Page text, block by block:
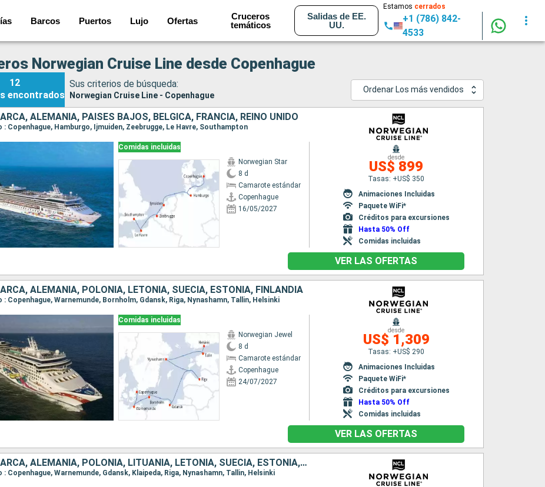
Barcos Puertos Lujo Ofertas
Cruceros
temáticos
Salidas de EE.
UU.
Estamos cerrados
+1 (786) 842-
4533
Norwegian Cruise Line desde Copenhague
12
encontrados
Sus criterios de búsqueda:
Norwegian Cruise Line - Copenhague
Ordenar Los más vendidos
ALEMANIA, PAISES BAJOS, BÉLGICA, FRANCIA, REINO UNIDO
: Copenhague, Hamburgo, Ijmuiden, Zeebrugge, Le Havre, Southampton
Comidas incluidas
Norwegian Star
8 d
Camarote estándar
Copenhague
16/05/2027
desde
US$ 899
Tasas: +US$ 350
Animaciones Incluidas
Paquete WiFi*
Créditos para excursiones
Hasta 50% Off
Comidas incluidas
VER LAS OFERTAS
ALEMANIA, POLONIA, LETONIA, SUECIA, ESTONIA, FINLANDIA
: Copenhague, Warnemunde, Bornholm, Gdansk, Riga, Nynashamn, Tallin, Helsinki
Comidas incluidas
Norwegian Jewel
8 d
Camarote estándar
Copenhague
24/07/2027
desde
US$ 1,309
Tasas: +US$ 290
Animaciones Incluidas
Paquete WiFi*
Créditos para excursiones
Hasta 50% Off
Comidas incluidas
VER LAS OFERTAS
DINAMARCA, ALEMANIA, POLONIA, LITUANIA, LETONIA, SUECIA, ESTONIA, FINLANDIA
: Copenhague, Warnemunde, Gdansk, Klaipeda, Riga, Nynashamn, Tallin, Helsinki